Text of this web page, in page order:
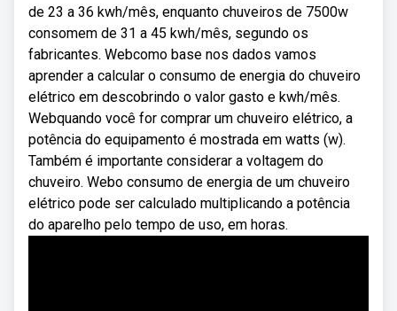
de 23 a 36 kwh/mês, enquanto chuveiros de 7500w
consomem de 31 a 45 kwh/mês, segundo os
fabricantes. Webcomo base nos dados vamos
aprender a calcular o consumo de energia do chuveiro
elétrico em descobrindo o valor gasto e kwh/mês.
Webquando você for comprar um chuveiro elétrico, a
potência do equipamento é mostrada em watts (w).
Também é importante considerar a voltagem do
chuveiro. Webo consumo de energia de um chuveiro
elétrico pode ser calculado multiplicando a potência
do aparelho pelo tempo de uso, em horas.